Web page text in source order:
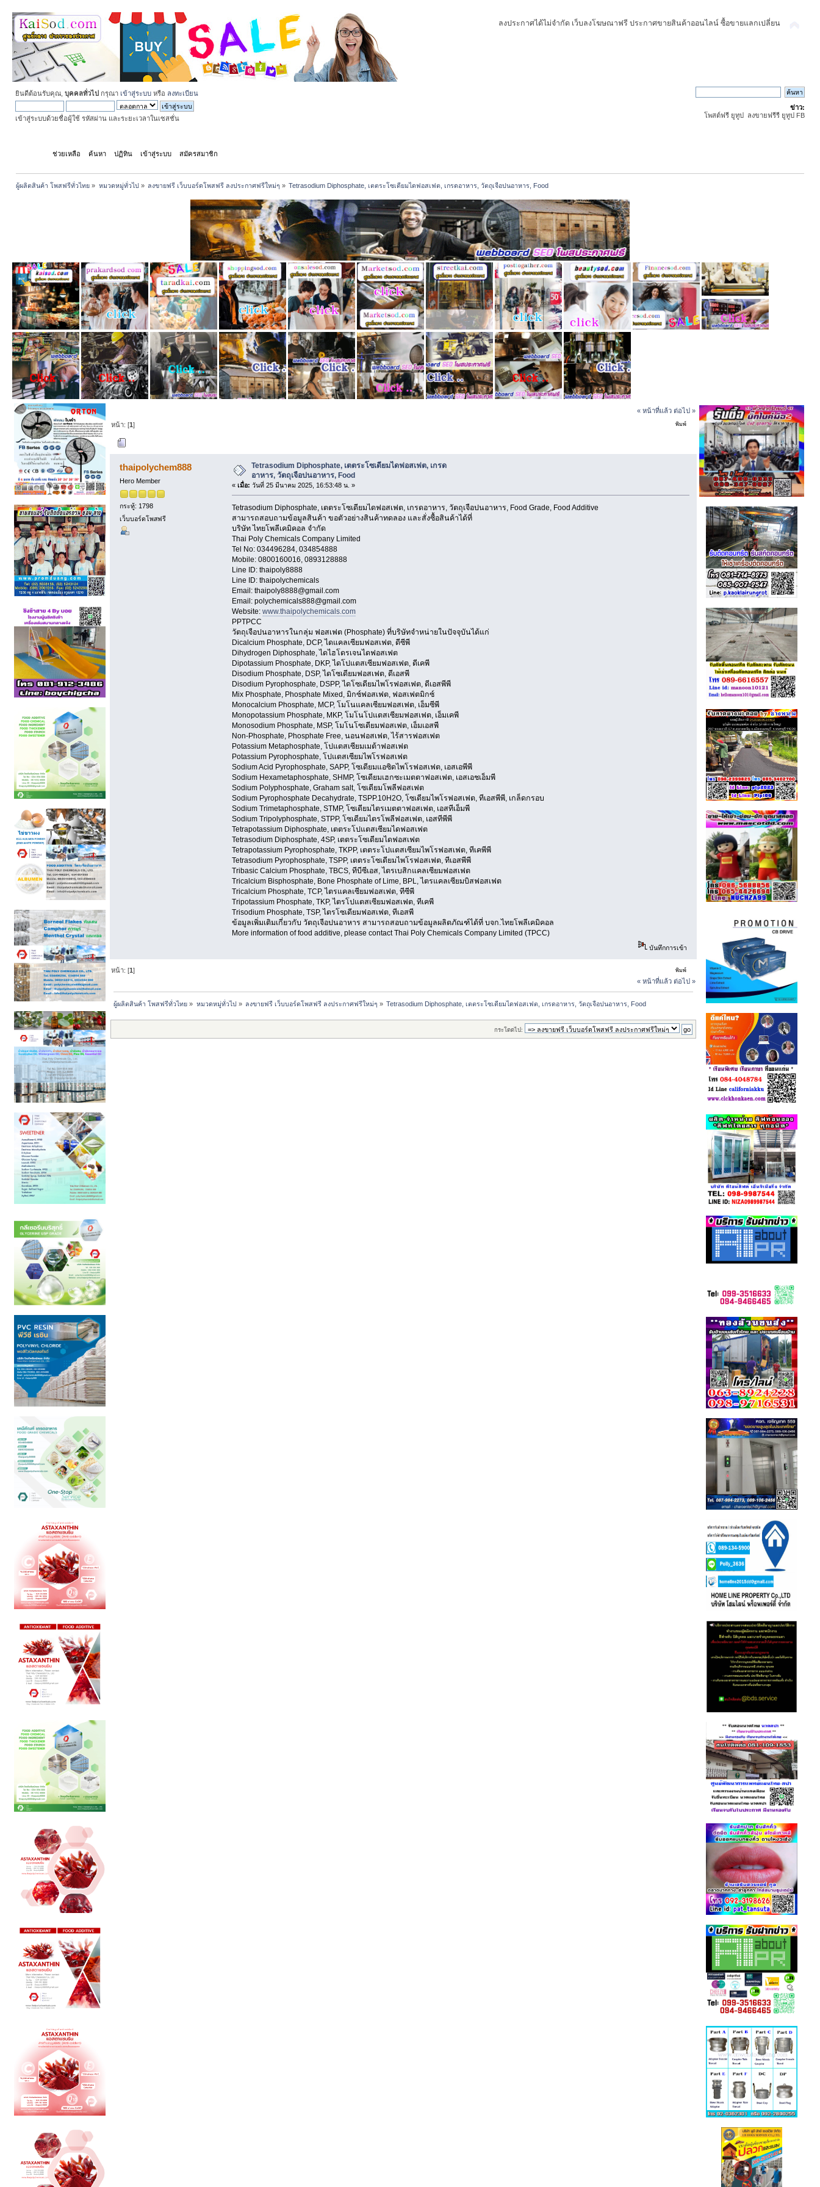
ลงประกาศได้ไม่จำกัด เว็บลงโฆษณาฟรี ประกาศขายสินค้าออนไลน์ ซื้อขายแลกเปลี่ยน
ยินดีต้อนรับคุณ, บุคคลทั่วไป กรุณา เข้าสู่ระบบ หรือ ลงทะเบียน
เข้าสู่ระบบด้วยชื่อผู้ใช้ รหัสผ่าน และระยะเวลาในเซสชั่น
ข่าว:
โพสต์ฟรี ยูทูป ลงขายฟรีรี ยูทูป FB
ช่วยเหลือ ค้นหา ปฏิทิน เข้าสู่ระบบ สมัครสมาชิก
ผู้ผลิตสินค้า โพสฟรีทั่วไทย » หมวดหมู่ทั่วไป» ลงขายฟรี เว็บบอร์ดโพสฟรี ลงประกาศฟรีใหม่ๆ » Tetrasodium Diphosphate, เตตระโซเดียมไดฟอสเฟต, เกรดอาหาร, วัตถุเจือปนอาหาร, Food
« หน้าที่แล้ว ต่อไป »
พิมพ์
หน้า: [1]
ครั้ง)
thaipolychem888
Hero Member
กระทู้: 1798
เว็บบอร์ดโพสฟรี
Tetrasodium Diphosphate, เตตระโซเดียมไดฟอสเฟต, เกรด
อาหาร, วัตถุเจือปนอาหาร, Food
« เมื่อ: วันที่ 25 มีนาคม 2025, 16:53:48 น. »
Tetrasodium Diphosphate, เตตระโซเดียมไดฟอสเฟต, เกรดอาหาร, วัตถุเจือปนอาหาร, Food Grade, Food Additive
สามารถสอบถามข้อมูลสินค้า ขอตัวอย่างสินค้าทดลอง และสั่งซื้อสินค้าได้ที่
บริษัท ไทยโพลีเคมิคอล จำกัด
Thai Poly Chemicals Company Limited
Tel No: 034496284, 034854888
Mobile: 0800160016, 0893128888
Line ID: thaipoly8888
Line ID: thaipolychemicals
Email: thaipoly8888@gmail.com
Email: polychemicals888@gmail.com
Website: www.thaipolychemicals.com
PPTPCC
วัตถุเจือปนอาหารในกลุ่ม ฟอสเฟต (Phosphate) ที่บริษัทจำหน่ายในปัจจุบันได้แก่
Dicalcium Phosphate, DCP, ไดแคลเซียมฟอสเฟต, ดีซีพี
Dihydrogen Diphosphate, ไดไฮโดรเจนไดฟอสเฟต
Dipotassium Phosphate, DKP, ไดโปแตสเซียมฟอสเฟต, ดีเคพี
Disodium Phosphate, DSP, ไดโซเดียมฟอสเฟต, ดีเอสพี
Disodium Pyrophosphate, DSPP, ไดโซเดียมไพโรฟอสเฟต, ดีเอสพีพี
Mix Phosphate, Phosphate Mixed, มิกซ์ฟอสเฟต, ฟอสเฟตมิกซ์
Monocalcium Phosphate, MCP, โมโนแคลเซียมฟอสเฟต, เอ็มซีพี
Monopotassium Phosphate, MKP, โมโนโปแตสเซียมฟอสเฟต, เอ็มเคพี
Monosodium Phosphate, MSP, โมโนโซเดียมฟอสเฟต, เอ็มเอสพี
Non-Phosphate, Phosphate Free, นอนฟอสเฟต, ไร้สารฟอสเฟต
Potassium Metaphosphate, โปแตสเซียมเมต้าฟอสเฟต
Potassium Pyrophosphate, โปแตสเซียมไพโรฟอสเฟต
Sodium Acid Pyrophosphate, SAPP, โซเดียมแอซิดไพโรฟอสเฟต, เอสเอพีพี
Sodium Hexametaphosphate, SHMP, โซเดียมเฮกซะเมตตาฟอสเฟต, เอสเอชเอ็มพี
Sodium Polyphosphate, Graham salt, โซเดียมโพลีฟอสเฟต
Sodium Pyrophosphate Decahydrate, TSPP.10H2O, โซเดียมไพโรฟอสเฟต, ทีเอสพีพี, เกล็ดกรอบ
Sodium Trimetaphosphate, STMP, โซเดียมไตรเมตตาฟอสเฟต, เอสทีเอ็มพี
Sodium Tripolyphosphate, STPP, โซเดียมไตรโพลีฟอสเฟต, เอสทีพีพี
Tetrapotassium Diphosphate, เตตระโปแตสเซียมไดฟอสเฟต
Tetrasodium Diphosphate, 4SP, เตตระโซเดียมไดฟอสเฟต
Tetrapotassium Pyrophosphate, TKPP, เตตระโปแตสเซียมไพโรฟอสเฟต, ทีเคพีพี
Tetrasodium Pyrophosphate, TSPP, เตตระโซเดียมไพโรฟอสเฟต, ทีเอสพีพี
Tribasic Calcium Phosphate, TBCS, ทีบีซีเอส, ไตรเบสิกแคลเซียมฟอสเฟต
Tricalcium Bisphosphate, Bone Phosphate of Lime, BPL, ไตรแคลเซียมบิสฟอสเฟต
Tricalcium Phosphate, TCP, ไตรแคลเซียมฟอสเฟต, ทีซีพี
Tripotassium Phosphate, TKP, ไตรโปแตสเซียมฟอสเฟต, ทีเคพี
Trisodium Phosphate, TSP, ไตรโซเดียมฟอสเฟต, ทีเอสพี
ข้อมูลเพิ่มเติมเกี่ยวกับ วัตถุเจือปนอาหาร สามารถสอบถามข้อมูลผลิตภัณฑ์ได้ที่ บจก.ไทยโพลีเคมิคอล
More information of food additive, please contact Thai Poly Chemicals Company Limited (TPCC)
บันทึกการเข้า
พิมพ์
หน้า: [1]
« หน้าที่แล้ว ต่อไป »
ผู้ผลิตสินค้า โพสฟรีทั่วไทย » หมวดหมู่ทั่วไป » ลงขายฟรี เว็บบอร์ดโพสฟรี ลงประกาศฟรีใหม่ๆ » Tetrasodium Diphosphate, เตตระโซเดียมไดฟอสเฟต, เกรดอาหาร, วัตถุเจือปนอาหาร, Food
กระโดดไป: